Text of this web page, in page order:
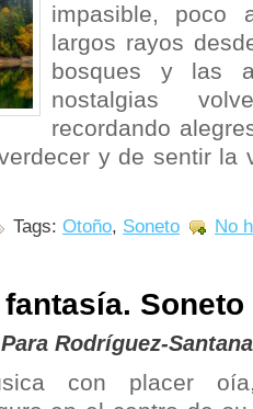
impasible, poco
largos rayos
bosques y las
nostalgias
recordando
y de sentir la
Tags: Otoño, Soneto No
Soneto
Rodríguez-Santana
con placer